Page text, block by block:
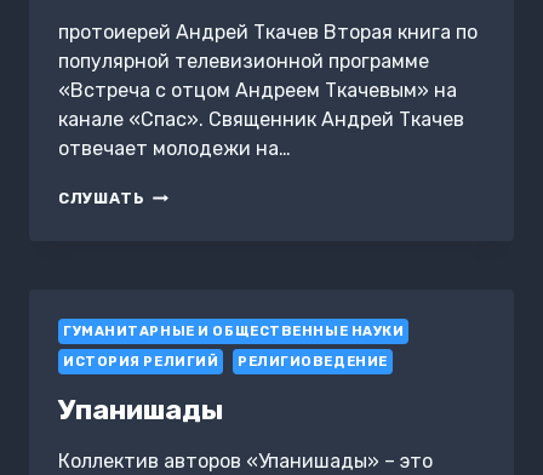
протоиерей Андрей Ткачев Вторая книга по
популярной телевизионной программе
«Встреча с отцом Андреем Ткачевым» на
канале «Спас». Священник Андрей Ткачев
отвечает молодежи на…
СЛУШАТЬ МИР
ИСЦЕЛЕНИИ
СЕРДЦА
И
ПУТИ
К
ГУМАНИТАРНЫЕ И ОБЩЕСТВЕННЫЕ НАУКИ
ИСТОРИЯ РЕЛИГИЙ
РЕЛИГИОВЕДЕНИЕ
Упанишады
Коллектив авторов «Упанишады» – это